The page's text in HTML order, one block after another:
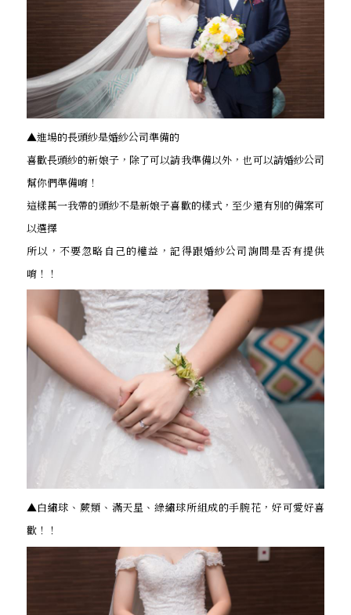
▲進場的長頭紗是婚紗公司準備的
喜歡長頭紗的新娘子，除了可以請我準備以外，也可以請婚紗公司
幫你們準備唷！
這樣萬一我帶的頭紗不是新娘子喜歡的樣式，至少還有別的備案可
以選擇
所以，不要忽略自己的權益，記得跟婚紗公司詢問是否有提供
唷！！
▲白繡球、蕨類、滿天星、綠繡球所組成的手腕花，好可愛好喜
歡！！